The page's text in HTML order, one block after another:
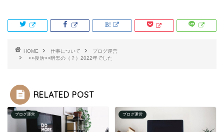
HOME 仕事について
ブログ運営
<<復活>>暗黒の（？）2022年でした
RELATED POST
ブログ運営 ブログ運営